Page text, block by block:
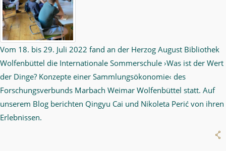
Vom 18. bis 29. Juli 2022 fand an der Herzog August Bibliothek
Wolfenbüttel die Internationale Sommerschule ›Was ist der Wert
der Dinge? Konzepte einer Sammlungsökonomie‹ des
Forschungsverbunds Marbach Weimar Wolfenbüttel statt. Auf
unserem Blog berichten Qingyu Cai und Nikoleta Perić von ihren
Erlebnissen.